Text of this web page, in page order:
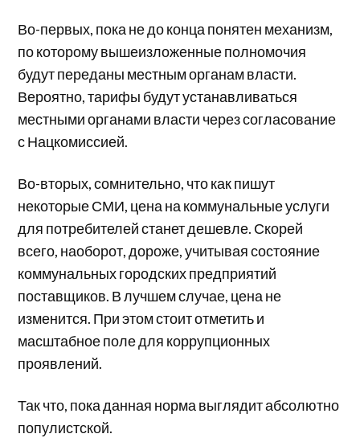
Во-первых, пока не до конца понятен механизм,
по которому вышеизложенные полномочия
будут переданы местным органам власти.
Вероятно, тарифы будут устанавливаться
местными органами власти через согласование
с Нацкомиссией.
Во-вторых, сомнительно, что как пишут
некоторые СМИ, цена на коммунальные услуги
для потребителей станет дешевле. Скорей
всего, наоборот, дороже, учитывая состояние
коммунальных городских предприятий
поставщиков. В лучшем случае, цена не
изменится. При этом стоит отметить и
масштабное поле для коррупционных
проявлений.
Так что, пока данная норма выглядит абсолютно
популистской.